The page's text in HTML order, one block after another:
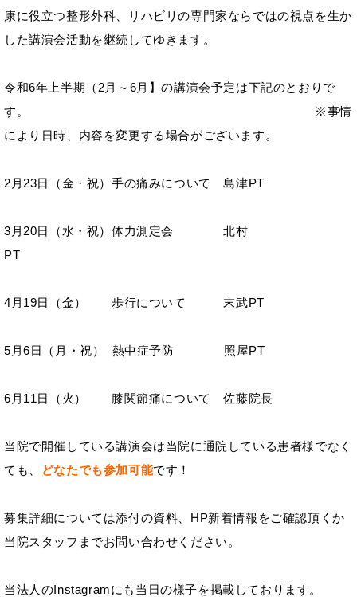
康に役立つ整形外科、リハビリの専門家ならではの視点を生か
した講演会活動を継続してゆきます。
令和6年上半期（2月～6月】の講演会予定は下記のとおりで
す。 ※事情
により日時、内容を変更する場合がございます。
2月23日（金・祝）手の痛みについて 島津PT
3月20日（水・祝）体力測定会 北村
PT
4月19日（金） 歩行について 末武PT
5月6日（月・祝） 熱中症予防 照屋PT
6月11日（火） 膝関節痛について 佐藤院長
当院で開催している講演会は当院に通院している患者様でなく
ても、
どなたでも参加可能です！
募集詳細については添付の資料、HP新着情報をご確認頂くか
当院スタッフまでお問い合わせください。
当法人のInstagramにも当日の様子を掲載しております。